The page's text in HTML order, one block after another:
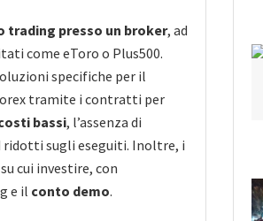
trading presso un broker, ad
come eToro o Plus500.
specifiche per il
tramite i contratti per
bassi, l’assenza di
ridotti sugli eseguiti. Inoltre, i
cui investire, con
e il conto demo.